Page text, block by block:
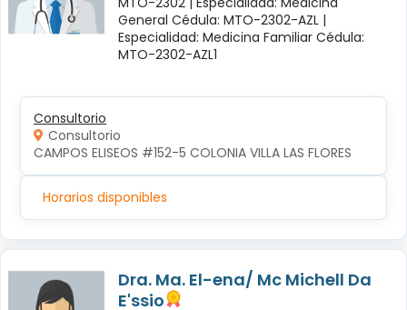
General Cédula: MTO-2302-AZL |
Especialidad: Medicina Familiar Cédula:
MTO-2302-AZL1
Consultorio
Consultorio
CAMPOS ELISEOS #152-5 COLONIA VILLA LAS FLORES
Horarios disponibles
Dra. Ma. El-ena/ Mc Michell Da
E'ssio